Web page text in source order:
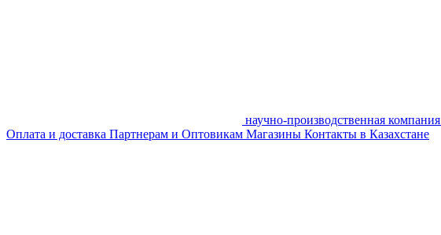
научно-производственная компания
Оплата и доставка Партнерам и Оптовикам Магазины Контакты в Казахстане